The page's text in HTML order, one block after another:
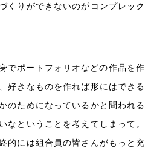
くりができないのがコンプレック
でポートフォリオなどの作品を作
好きなものを作れば形にはできる
のためになっているかと問われる
なということを考えてしまって。
的には組合員の皆さんがもっと充